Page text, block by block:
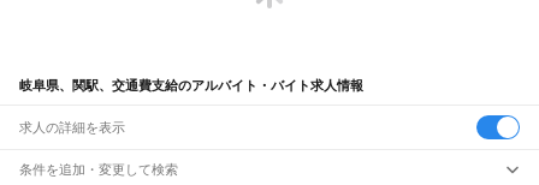
岐阜県、関駅、交通費支給のアルバイト・バイト求人情報
求人の詳細を表示
条件を追加・変更して検索